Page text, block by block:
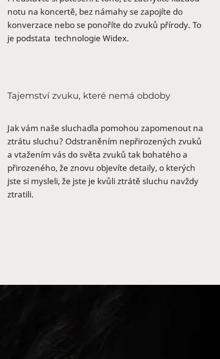
notu na koncertě, bez námahy se zapojíte do
konverzace nebo se ponoříte do zvuků přírody. To
je podstata technologie Widex.
Tajemství zvuku, které nemá obdoby
Jak vám naše sluchadla pomohou zapomenout na
ztrátu sluchu? Odstraněním nepřirozených zvuků
a vtažením vás do světa zvuků tak bohatého a
přirozeného, že znovu objevíte detaily, o kterých
jste si mysleli, že jste je kvůli ztrátě sluchu navždy
ztratili.